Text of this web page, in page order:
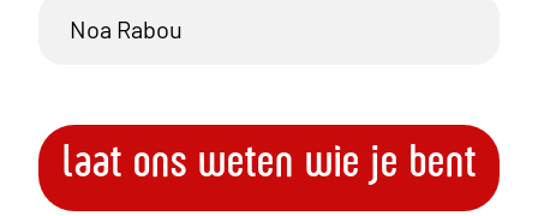
laat ons weten wie je bent